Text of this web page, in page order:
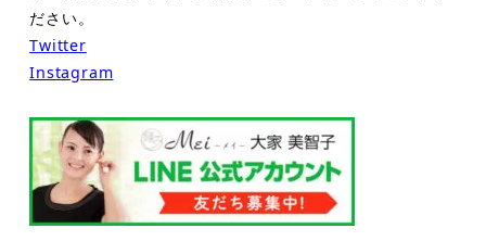
ださい。
Twitter
Instagram